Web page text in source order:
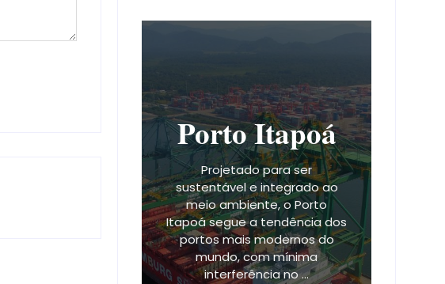
Porto Itapoá
Projetado para ser
sustentável e integrado ao
meio ambiente, o Porto
Itapoá segue a tendência dos
portos mais modernos do
mundo, com mínima
interferência no ...